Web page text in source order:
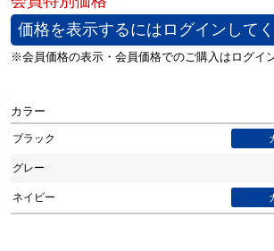
価格を表示するにはログインして
カラー
ブラック
グレー
ネイビー